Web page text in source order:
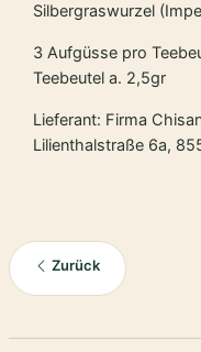
Silbergraswurzel
3 Aufgüsse pro
Teebeutel a. 2,5gr
Lieferant: Firma
Lilienthalstraße 6a,
Zurück